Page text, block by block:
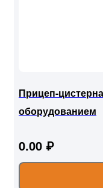
Прицеп-
оборудованием
0.00 ₽